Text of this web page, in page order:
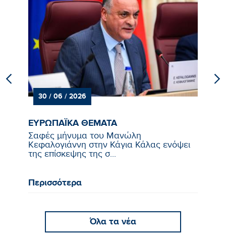
30 / 06 / 2026
ΕΥΡΩΠΑΪΚΑ ΘΕΜΑΤΑ
Σαφές μήνυμα του Μανώλη
Κεφαλογιάννη στην Κάγια Κάλας ενόψει
της επίσκεψης της σ...
Περισσότερα
Όλα τα νέα